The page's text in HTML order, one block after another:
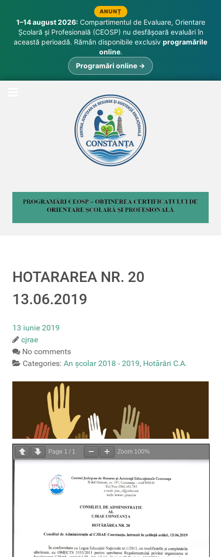
ANUNȚ
1–14 august 2026:Compartimentul de Evaluare, Orientare
Școlară și Profesională (CEOSP) nu desfășoară evaluări în
această perioadă. Rămân disponibile exclusiv programările
online.
Programări online →
HOTARAREA NR. 20
13.06.2019
13 iunie 2019
cjrae
No comments
Categories: An școlar 2018 - 2019, Hotărâri C.A.
Page 1 / 1 Zoom 100%